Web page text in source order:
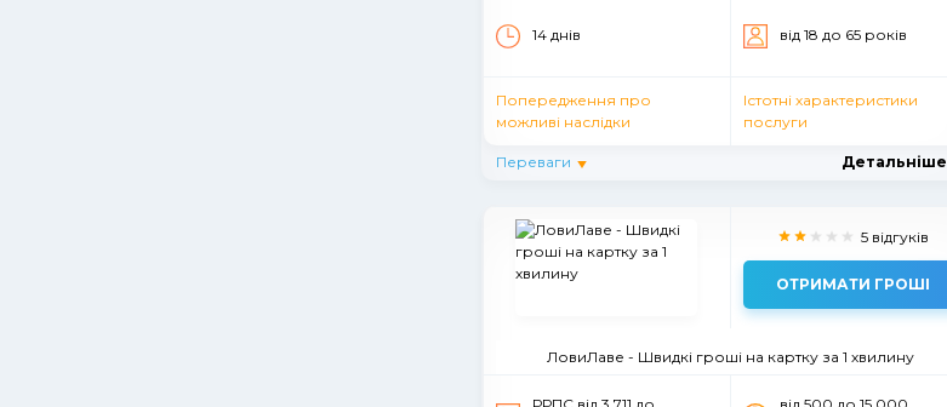
14 днiв вiд 18 до 65 рокiв
Попередження про
можливі наслідки
Істотні характеристики
послуги
Переваги Детальніше
5 відгуків
ОТРИМАТИ ГРОШІ
ЛовиЛаве - Швидкі гроші на картку за 1 хвилину